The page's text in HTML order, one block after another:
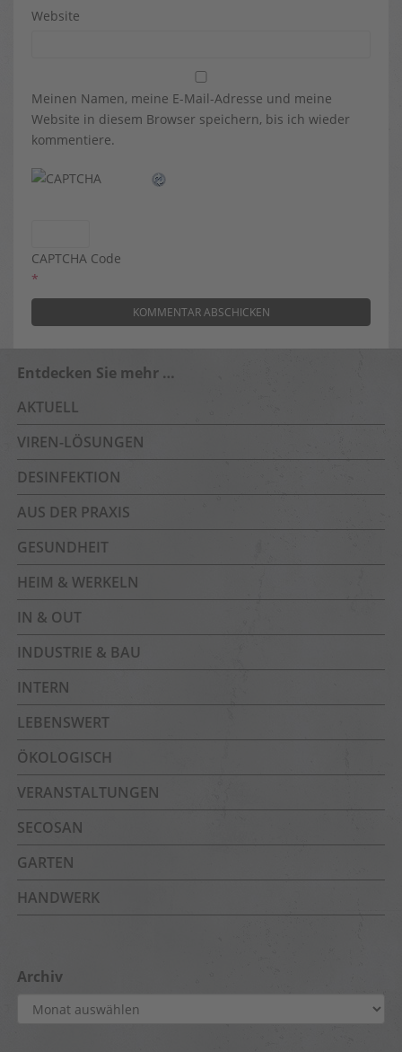
Website
Meinen Namen, meine E-Mail-Adresse und meine
Website in diesem Browser speichern, bis ich wieder
kommentiere.
CAPTCHA Code
*
Entdecken Sie mehr …
AKTUELL
VIREN-LÖSUNGEN
DESINFEKTION
AUS DER PRAXIS
GESUNDHEIT
HEIM & WERKELN
IN & OUT
INDUSTRIE & BAU
INTERN
LEBENSWERT
ÖKOLOGISCH
VERANSTALTUNGEN
SECOSAN
GARTEN
HANDWERK
Archiv
Archiv